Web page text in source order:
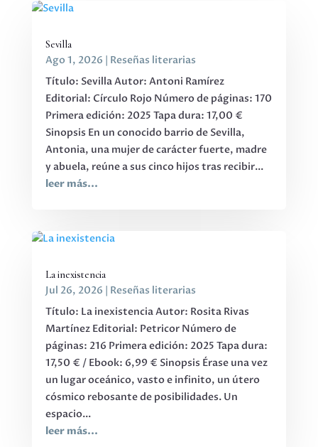
Sevilla
Ago 1, 2026
Reseñas literarias
Título: Sevilla Autor: Antoni Ramírez
Editorial: Círculo Rojo Número de páginas: 170
Primera edición: 2025 Tapa dura: 17,00 €
Sinopsis En un conocido barrio de Sevilla,
Antonia, una mujer de carácter fuerte, madre
y abuela, reúne a sus cinco hijos tras recibir...
leer más...
La inexistencia
Jul 26, 2026
Reseñas literarias
Título: La inexistencia Autor: Rosita Rivas
Martínez Editorial: Petricor Número de
páginas: 216 Primera edición: 2025 Tapa dura:
17,50 € / Ebook: 6,99 € Sinopsis Érase una vez
un lugar oceánico, vasto e infinito, un útero
cósmico rebosante de posibilidades. Un
espacio...
leer más...